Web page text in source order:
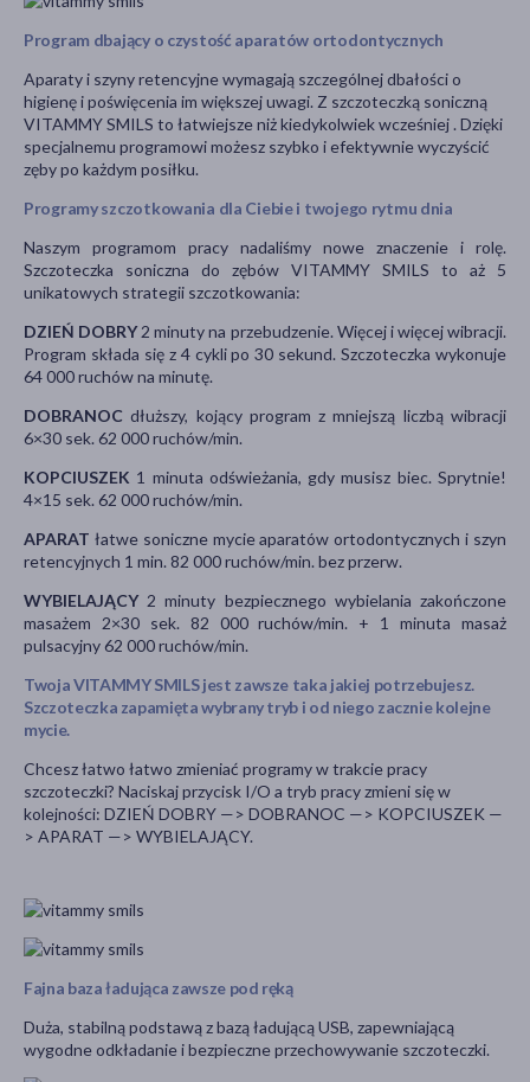
Program dbający o czystość aparatów ortodontycznych
Aparaty i szyny retencyjne wymagają szczególnej dbałości o
higienę i poświęcenia im większej uwagi. Z szczoteczką soniczną
VITAMMY SMILS to łatwiejsze niż kiedykolwiek wcześniej . Dzięki
specjalnemu programowi możesz szybko i efektywnie wyczyścić
zęby po każdym posiłku.
Programy szczotkowania dla Ciebie i twojego rytmu dnia
Naszym programom pracy nadaliśmy nowe znaczenie i rolę.
Szczoteczka soniczna do zębów VITAMMY SMILS to aż 5
unikatowych strategii szczotkowania:
DZIEŃ DOBRY2 minuty na przebudzenie. Więcej i więcej wibracji.
Program składa się z 4 cykli po 30 sekund. Szczoteczka wykonuje
64 000 ruchów na minutę.
DOBRANOC dłuższy, kojący program z mniejszą liczbą wibracji
6×30 sek. 62 000 ruchów/min.
KOPCIUSZEK 1 minuta odświeżania, gdy musisz biec. Sprytnie!
4×15 sek. 62 000 ruchów/min.
APARAT łatwe soniczne mycie aparatów ortodontycznych i szyn
retencyjnych 1 min. 82 000 ruchów/min. bez przerw.
WYBIELAJĄCY2 minuty bezpiecznego wybielania zakończone
masażem 2×30 sek. 82 000 ruchów/min. + 1 minuta masaż
pulsacyjny 62 000 ruchów/min.
Twoja VITAMMY SMILS jest zawsze taka jakiej potrzebujesz.
Szczoteczka zapamięta wybrany tryb i od niego zacznie kolejne
mycie.
Chcesz łatwo łatwo zmieniać programy w trakcie pracy
szczoteczki? Naciskaj przycisk I/O a tryb pracy zmieni się w
kolejności: DZIEŃ DOBRY —> DOBRANOC —> KOPCIUSZEK —
> APARAT —> WYBIELAJĄCY.
Fajna baza ładująca zawsze pod ręką
Duża, stabilną podstawą z bazą ładującą USB, zapewniającą
wygodne odkładanie i bezpieczne przechowywanie szczoteczki.